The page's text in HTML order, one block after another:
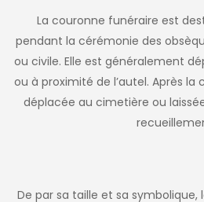
La couronne funéraire est
pendant la cérémonie des
ou civile. Elle est généralement
ou à proximité de l’autel. Après
déplacée au cimetière ou
De par sa taille et sa